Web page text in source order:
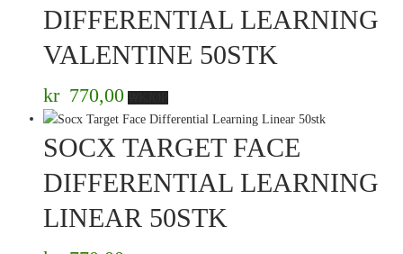
DIFFERENTIAL LEARNING
VALENTINE 50STK
kr 770,00
SOCX TARGET FACE
DIFFERENTIAL LEARNING
LINEAR 50STK